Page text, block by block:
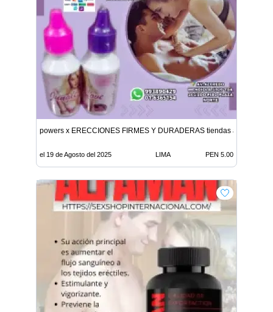
powers x ERECCIONES FIRMES Y DURADERAS tiendas amor
el 19 de Agosto del 2025 LIMA PEN 5.00